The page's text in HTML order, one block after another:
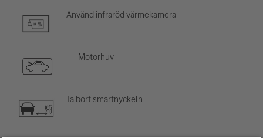
Använd infraröd värmekamera
Motorhuv
Ta bort smartnyckeln